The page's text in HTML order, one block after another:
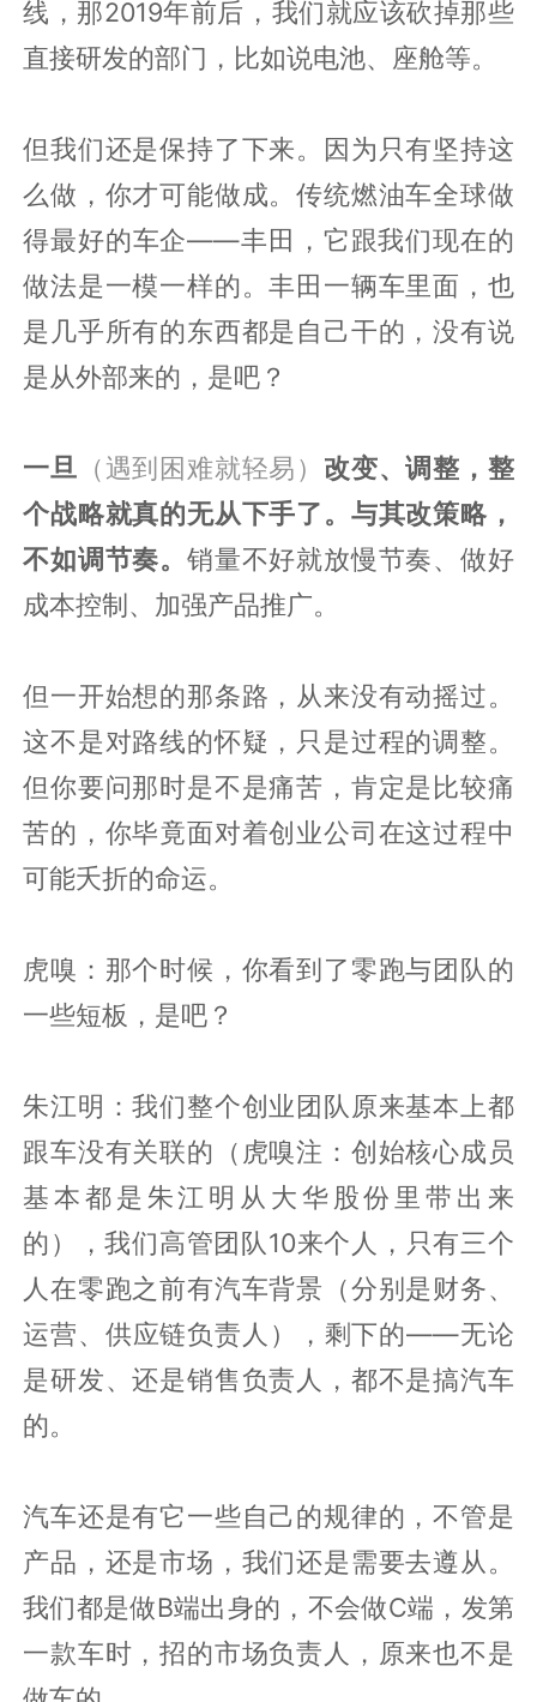
线，那2019年前后，我们就应该砍掉那些
直接研发的部门，比如说电池、座舱等。
但我们还是保持了下来。因为只有坚持这
么做，你才可能做成。传统燃油车全球做
得最好的车企——丰田，它跟我们现在的
做法是一模一样的。丰田一辆车里面，也
是几乎所有的东西都是自己干的，没有说
是从外部来的，是吧？
一旦 （遇到 困难就轻易） 改变、调整，整
个战略就真的无从下手了。与其改策略，
不如调节奏。 销量不好就放慢节奏、做好
成本控制、加强产品推广。
但一开始想的那条路，从来没有动摇过。
这不是对路线的怀疑，只是过程的调整。
但你要问那时是不是痛苦，肯定是比较痛
苦的，你毕竟面对着创业公司在这过程中
可能夭折的命运。
虎嗅：那个时候，你看到了零跑与团队的
一些短板，是吧？
朱江明：我们整个创业团队原来基本上都
跟车没有关联的（虎嗅注：创始核心成员
基本都是朱江明从大华股份里带出来
的），我们高管团队10来个人，只有三个
人在零跑之前有汽车背景（分别是财务、
运营、供应链负责人），剩下的——无论
是研发、还是销售负责人，都不是搞汽车
的。
汽车还是有它一些自己的规律的，不管是
产品，还是市场，我们还是需要去遵从。
我们都是做B端出身的，不会做C端，发第
一款车时，招的市场负责人，原来也不是